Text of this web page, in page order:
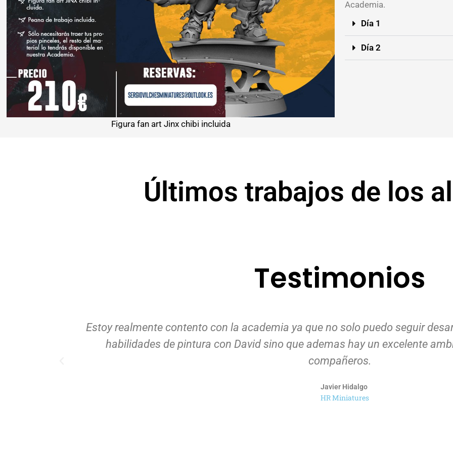
Figura fan art Jinx chibi incluida
Academia.
Día 1
Día 2
Últimos trabajos de los
Testimonios
Estoy realmente contento con la academia ya que no solo puedo seguir
habilidades de pintura con David sino que ademas hay un excelente
compañeros.
Javier Hidalgo
HR Miniatures